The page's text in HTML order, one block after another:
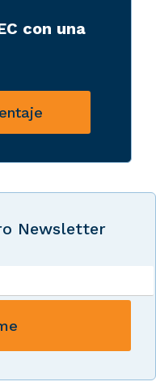
con una
Newsletter